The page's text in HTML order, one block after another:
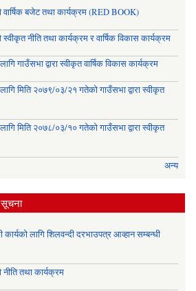
बजेट तथा कार्यक्रम (RED BOOK)
नीति तथा कार्यक्रम र वार्षिक विकास कार्यक्रम
गाउँसभा द्वारा स्वीकृत वार्षिक विकास कार्यक्रम
मिति २०७९/०३/२१ गतेको गाउँसभा द्वारा स्वीकृत
मिति २०७८/०३/१० गतेको गाउँसभा द्वारा स्वीकृत
अन्य
लागि शिलवन्दी दरभाउपत्र आव्हान सम्बन्धी
तथा कार्यक्रम